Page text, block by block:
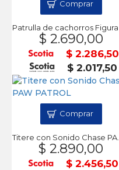
$ 2.690,00
$ 2.286,50
$ 2.017,50
Comprar
Titere con Sonido Chase PAW PATROL
$ 2.890,00
$ 2.456,50
Comprar